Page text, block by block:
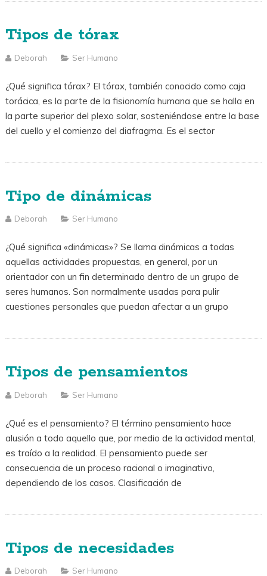
Tipos de tórax
Deborah Ser Humano
¿Qué significa tórax? El tórax, también conocido como caja
torácica, es la parte de la fisionomía humana que se halla en
la parte superior del plexo solar, sosteniéndose entre la base
del cuello y el comienzo del diafragma. Es el sector
Tipo de dinámicas
Deborah Ser Humano
¿Qué significa «dinámicas»? Se llama dinámicas a todas
aquellas actividades propuestas, en general, por un
orientador con un fin determinado dentro de un grupo de
seres humanos. Son normalmente usadas para pulir
cuestiones personales que puedan afectar a un grupo
Tipos de pensamientos
Deborah Ser Humano
¿Qué es el pensamiento? El término pensamiento hace
alusión a todo aquello que, por medio de la actividad mental,
es traído a la realidad. El pensamiento puede ser
consecuencia de un proceso racional o imaginativo,
dependiendo de los casos. Clasificación de
Tipos de necesidades
Deborah Ser Humano